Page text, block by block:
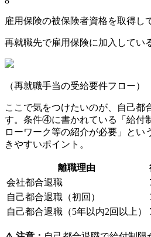
雇用保険の被保険者資格を取得し
再就職先で雇用保険に加入してい
（再就職手当の受給要件フロー）
ここで気をつけたいのが、自己都
す。条件④に書かれている「給付
ローワーク等の紹介が必要」とい
きやすいポイント。
離職理由
会社都合退職
自己都合退職（初回）
自己都合退職（5年以内2回以上）